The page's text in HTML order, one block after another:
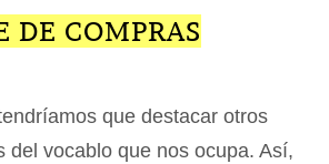
DE COMPRAS
que destacar otros
del vocablo que nos ocupa. Así,